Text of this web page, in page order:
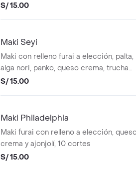
cebolla china, 10 cortes
S/ 15.00
Maki Seyi
Maki con relleno furai a elección, palta,
alga nori, panko, queso crema, trucha
ahumada, salsa tare y flameado, 10
S/ 15.00
Maki Philadelphia
Maki furai con relleno a elección,
crema y ajonjolí, 10 cortes
S/ 15.00